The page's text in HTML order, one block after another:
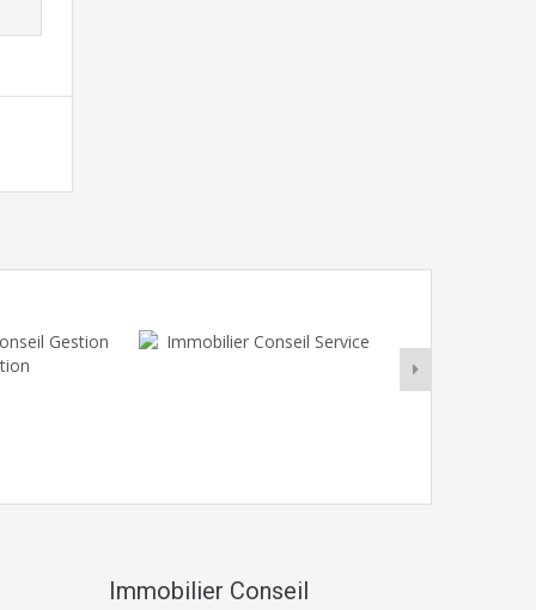
Immobilier Conseil